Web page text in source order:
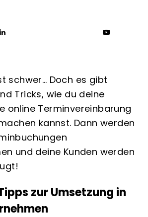
schwer… Doch es gibt
Tricks, wie du deine
online Terminvereinbarung
kannst. Dann werden
und deine Kunden werden
zur Umsetzung in